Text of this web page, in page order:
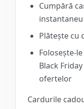
Cumpără
Plătește cu
Folosește-
Black Friday
ofertelor
Cardurile